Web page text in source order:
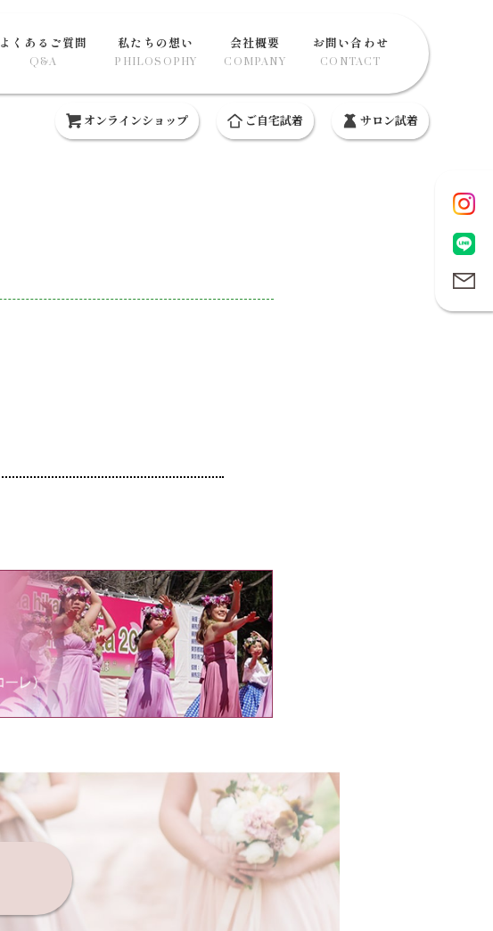
よくあるご質問
Q&A
私たちの想い
PHILOSOPHY
会社概要
COMPANY
お問い合わせ
CONTACT
オンラインショップ ご自宅試着 サロン試着